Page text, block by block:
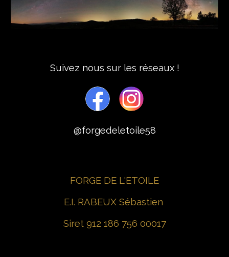
Suivez nous sur les réseaux !
@forgedeletoile58
FORGE DE L'ETOILE
E.I. RABEUX Sébastien
Siret 912 186 756 00017